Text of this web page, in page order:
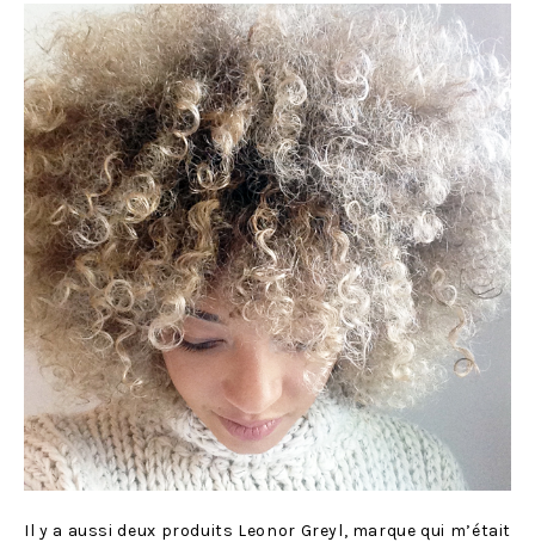
Il y a aussi deux produits Leonor Greyl, marque qui m’était